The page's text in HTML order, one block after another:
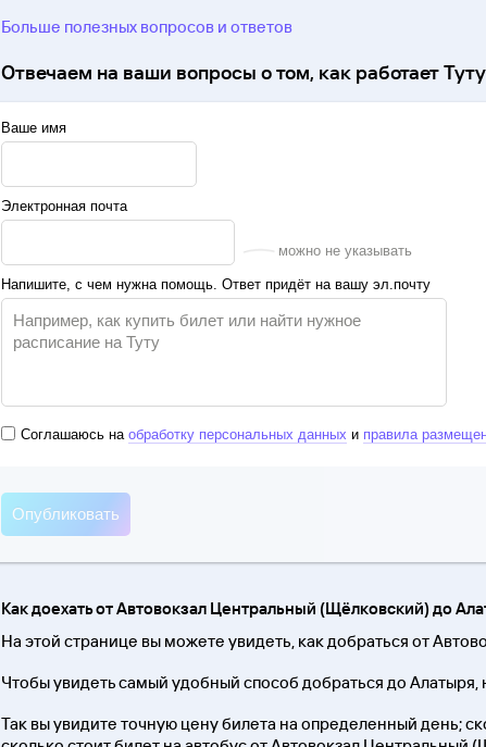
Больше полезных вопросов и ответов
Отвечаем на ваши вопросы о том, как работает Туту
Ваше имя
Электронная почта
можно не указывать
Напишите, с чем нужна помощь. Ответ придёт на вашу эл.почту
Соглашаюсь на обработку персональных данных и правила
Как доехать от Автовокзал Центральный (Щёлковский) до
На этой странице вы можете увидеть, как добраться от
Чтобы увидеть самый удобный способ добраться до
Так вы увидите точную цену билета на определенный день;